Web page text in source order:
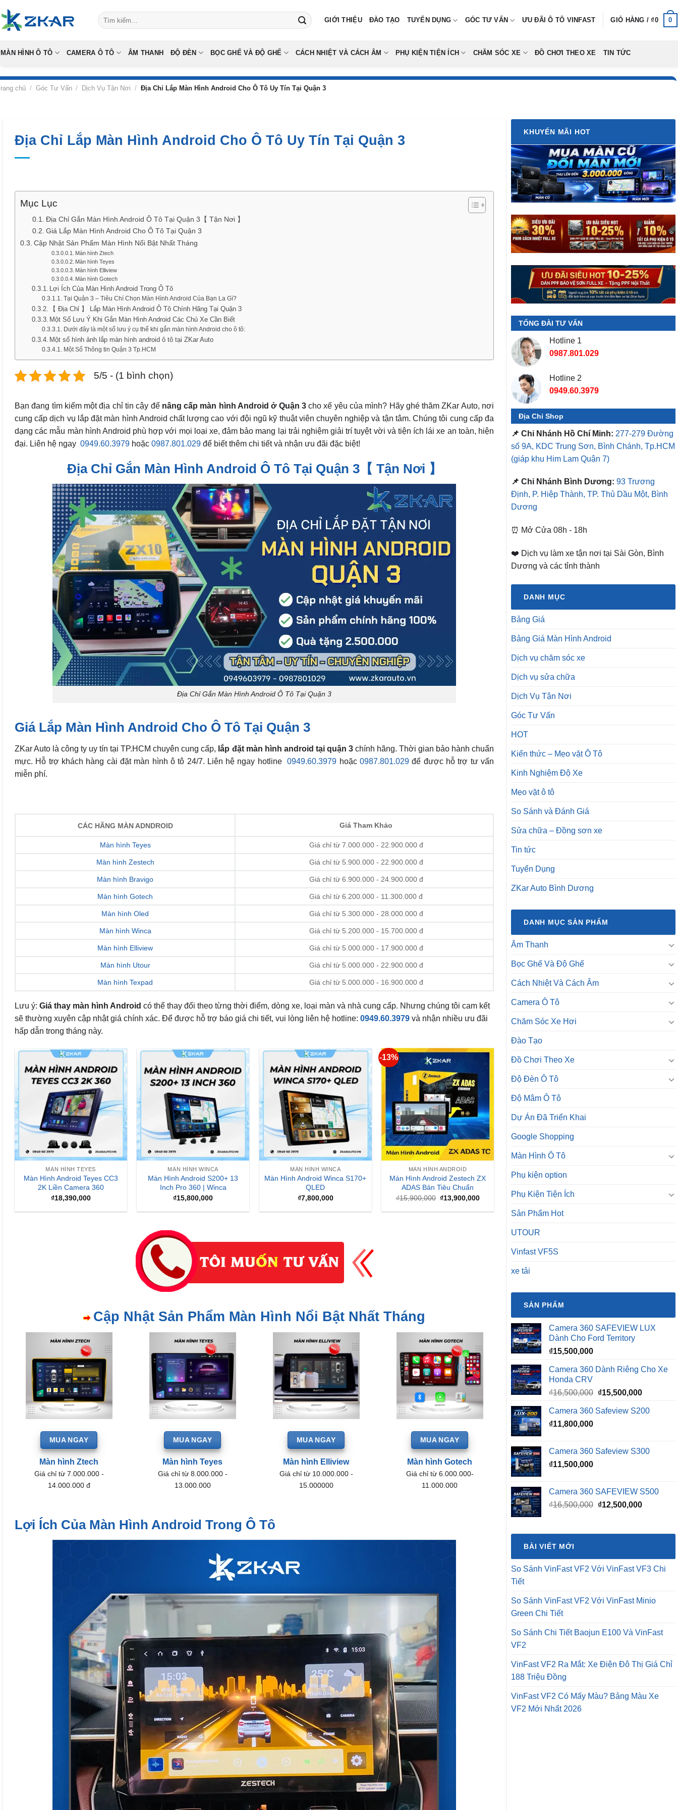
to
content
Tìm
kiếm:
GIỚI THIỆU ĐÀO TẠO TUYỂN DỤNG GÓC TƯ VẤN ƯU ĐÃI Ô TÔ VINFAST GIỎ HÀNG /₫0 0
MÀN HÌNH Ô TÔ CAMERA Ô TÔ ÂM THANH ĐỘ ĐÈN BỌC GHẾ VÀ ĐỘ GHẾ CÁCH NHIỆT VÀ CÁCH ÂM PHỤ KIỆN TIỆN ÍCH CHĂM SÓC XE ĐỒ CHƠI THEO XE TIN TỨC
chủ / Góc Tư Vấn / Dịch Vụ Tận Nơi / Địa Chỉ Lắp Màn Hình Android Cho Ô Tô Uy Tín Tại Quận 3
Địa Chỉ Lắp Màn Hình Android Cho Ô Tô Uy Tín Tại Quận 3
Mục Lục
Địa Chỉ Gắn Màn Hình Android Ô Tô Tại Quận 3【 Tận Nơi 】
Giá Lắp Màn Hình Android Cho Ô Tô Tại Quận 3
Cập Nhật Sản Phẩm Màn Hình Nổi Bật Nhất Tháng
Màn hình Ztech
Màn hình Teyes
Màn hình Elliview
Màn hình Gotech
Lợi Ích Của Màn Hình Android Trong Ô Tô
Tại Quận 3 – Tiêu Chí Chọn Màn Hình Android Của Bạn La Gì?
【 Địa Chỉ 】 Lắp Màn Hình Android Ô Tô Chính Hãng Tại Quận 3
Một Số Lưu Ý Khi Gắn Màn Hình Android Các Chủ Xe Cần Biết
Dưới đây là một số lưu ý cụ thể khi gắn màn hình Android cho ô tô:
Một số hình ảnh lắp màn hình android ô tô tại ZKar Auto
Một Số Thông tin Quận 3 Tp.HCM
5/5 - (1 bình chọn)
Bạn đang tìm kiếm một địa chỉ tin cậy để nâng cấp màn hình Android ở Quận 3cho xế yêu của mình? Hãy ghé thăm ZKar Auto, nơi
cung cấp dịch vụ lắp đặt màn hình Android chất lượng cao với đội ngũ kỹ thuật viên chuyên nghiệp và tận tâm. Chúng tôi cung cấp đa
dạng các mẫu màn hình Android phù hợp với mọi loại xe, đảm bảo mang lại trải nghiệm giải trí tuyệt vời và tiện ích lái xe an toàn, hiện
đại. Liên hệ ngay 0949.60.3979 hoặc 0987.801.029 để biết thêm chi tiết và nhận ưu đãi đặc biệt!
Địa Chỉ Gắn Màn Hình Android Ô Tô Tại Quận 3【 Tận Nơi 】
Địa Chỉ Gắn Màn Hình Android Ô Tô Tại Quận 3
Giá Lắp Màn Hình Android Cho Ô Tô Tại Quận 3
ZKar Auto là công ty uy tín tại TP.HCM chuyên cung cấp, lắp đặt màn hình android tại quận 3chính hãng. Thời gian bảo hành chuẩn
mực. Hỗ trợ khách hàng cài đặt màn hình ô tô 24/7. Liên hệ ngay hotline0949.60.3979 hoặc0987.801.029 để được hỗ trợ tư vấn
miễn phí.
CÁC HÃNG MÀN ADNDROID Giá Tham Khảo
Màn hình Teyes Giá chỉ từ 7.000.000 - 22.900.000 đ
Màn hình Zestech Giá chỉ từ 5.900.000 - 22.900.000 đ
Màn hình Bravigo Giá chỉ từ 6.900.000 - 24.900.000 đ
Màn hình Gotech Giá chỉ từ 6.200.000 - 11.300.000 đ
Màn hình Oled Giá chỉ từ 5.300.000 - 28.000.000 đ
Màn hình Winca Giá chỉ từ 5.200.000 - 15.700.000 đ
Màn hình Elliview Giá chỉ từ 5.000.000 - 17.900.000 đ
Màn hình Utour Giá chỉ từ 5.000.000 - 22.900.000 đ
Màn hình Texpad Giá chỉ từ 5.000.000 - 16.900.000 đ
Lưu ý: Giá thay màn hình Android có thể thay đổi theo từng thời điểm, dòng xe, loại màn và nhà cung cấp. Nhưng chúng tôi cam kết
sẽ thường xuyên cập nhật giá chính xác. Để được hỗ trợ báo giá chi tiết, vui lòng liên hệ hotline: 0949.60.3979 và nhận nhiều ưu đãi
hấp dẫn trong tháng này.
MÀN HÌNH TEYES
Màn Hình Android Teyes CC3
2K Liền Camera 360
₫18,390,000
MÀN HÌNH WINCA
Màn Hình Android S200+ 13
Inch Pro 360 | Winca
₫15,800,000
MÀN HÌNH WINCA
Màn Hình Android Winca S170+
QLED
₫7,800,000
-13%
MÀN HÌNH ANDROID
Màn Hình Android Zestech ZX
ADAS Bản Tiêu Chuẩn
₫15,900,000 Giá
là:
₫13,900,000Giá
tại
Cập Nhật Sản Phẩm Màn Hình Nổi Bật Nhất Tháng
MUA NGAY
Màn hình Ztech
Giá chỉ từ 7.000.000 -
14.000.000 đ
MUA NGAY
Màn hình Teyes
Giá chỉ từ 8.000.000 -
13.000.000
MUA NGAY
Màn hình Elliview
Giá chỉ từ 10.000.000 -
15.000000
MUA NGAY
Màn hình Gotech
Giá chỉ từ 6.000.000-
11.000.000
Lợi Ích Của Màn Hình Android Trong Ô Tô
KHUYẾN MÃI HOT
TỔNG ĐÀI TƯ VẤN
Hotline 1
0987.801.029
Hotline 2
0949.60.3979
Địa Chỉ Shop
📌 Chi Nhánh Hồ Chí Minh: 277-279 Đường
số 9A, KDC Trung Sơn, Bình Chánh, Tp.HCM
(giáp khu Him Lam Quận 7)
📌 Chi Nhánh Bình Dương: 93 Trương
Định, P. Hiệp Thành, TP. Thủ Dầu Một, Bình
Dương
⏰ Mở Cửa 08h - 18h
❤️ Dịch vụ làm xe tận nơi tại Sài Gòn, Bình
Dương và các tỉnh thành
DANH MỤC
Bảng Giá
Bảng Giá Màn Hình Android
Dịch vụ chăm sóc xe
Dịch vụ sửa chữa
Dịch Vụ Tận Nơi
Góc Tư Vấn
HOT
Kiến thức – Mẹo vặt Ô Tô
Kinh Nghiệm Độ Xe
Mẹo vặt ô tô
So Sánh và Đánh Giá
Sửa chữa – Đồng sơn xe
Tin tức
Tuyển Dụng
ZKar Auto Bình Dương
DANH MỤC SẢN PHẨM
Âm Thanh
Bọc Ghế Và Độ Ghế
Cách Nhiệt Và Cách Âm
Camera Ô Tô
Chăm Sóc Xe Hơi
Đào Tạo
Đồ Chơi Theo Xe
Độ Đèn Ô Tô
Độ Mâm Ô Tô
Dự Án Đã Triển Khai
Google Shopping
Màn Hình Ô Tô
Phụ kiện option
Phụ Kiện Tiện Ích
Sản Phẩm Hot
UTOUR
Vinfast VF5S
xe tải
SẢN PHẨM
Camera 360 SAFEVIEW LUX
Dành Cho Ford Territory
₫15,500,000
Camera 360 Dành Riêng Cho Xe
Honda CRV
₫16,500,000 Giá
là:
₫15,500,000Giá
tại
Camera 360 Safeview S200
₫11,800,000
Camera 360 Safeview S300
₫11,500,000
Camera 360 SAFEVIEW S500
₫16,500,000 Giá
₫16,500,000.
₫12,500,000Giá
là:
BÀI VIẾT MỚI
So Sánh VinFast VF2 Với VinFast VF3 Chi
Tiết
So Sánh VinFast VF2 Với VinFast Minio
Green Chi Tiết
So Sánh Chi Tiết Baojun E100 Và VinFast
VF2
VinFast VF2 Ra Mắt: Xe Điện Đô Thị Giá Chỉ
188 Triệu Đồng
VinFast VF2 Có Mấy Màu? Bảng Màu Xe
VF2 Mới Nhất 2026